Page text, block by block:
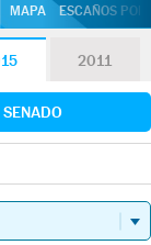
MAPA ESCAÑOS
2011
SENADO